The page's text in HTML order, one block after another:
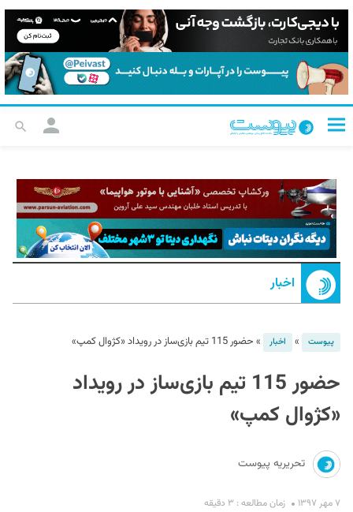
اخبار
پیوست » اخبار » حضور 115 تیم بازی‌ساز در رویداد «کژوال کمپ»
حضور 115 تیم بازی‌ساز در رویداد
«کژوال کمپ»
تحریریه پیوست
۷ مهر ۱۳۹۷ زمان مطالعه : ۳ دقیقه